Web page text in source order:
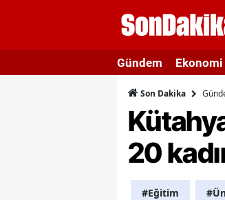
Gündem Ekonomi
Son Dakika
20
#Eğitim